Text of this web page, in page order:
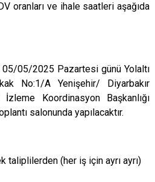
oranları ve ihale saatleri aşağıda
05/2025 Pazartesi günü Yolaltı
No:1/A Yenişehir/ Diyarbakır
İzleme Koordinasyon Başkanlığı
salonunda yapılacaktır.
taliplilerden (her iş için ayrı ayrı)